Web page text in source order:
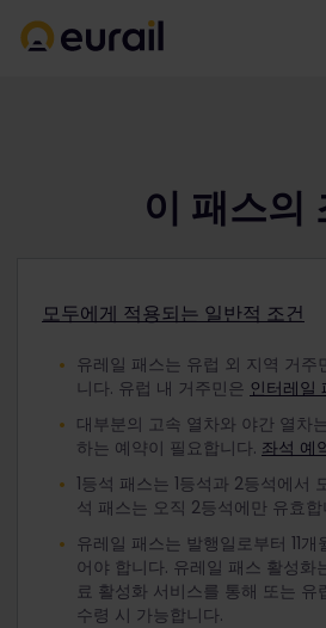
이 패스의
모두에게 적용되는 일반적 조건
유레일 패스는 유럽 외 지역 거주
니다. 유럽 내 거주민은 인터레일
대부분의 고속 열차와 야간 열차
하는 예약이 필요합니다. 좌석 예
1등석 패스는 1등석과 2등석에서
석 패스는 오직 2등석에만 유효합
유레일 패스는 발행일로부터 11
어야 합니다. 유레일 패스 활성화
료 활성화 서비스를 통해 또는 유
수령 시 가능합니다.